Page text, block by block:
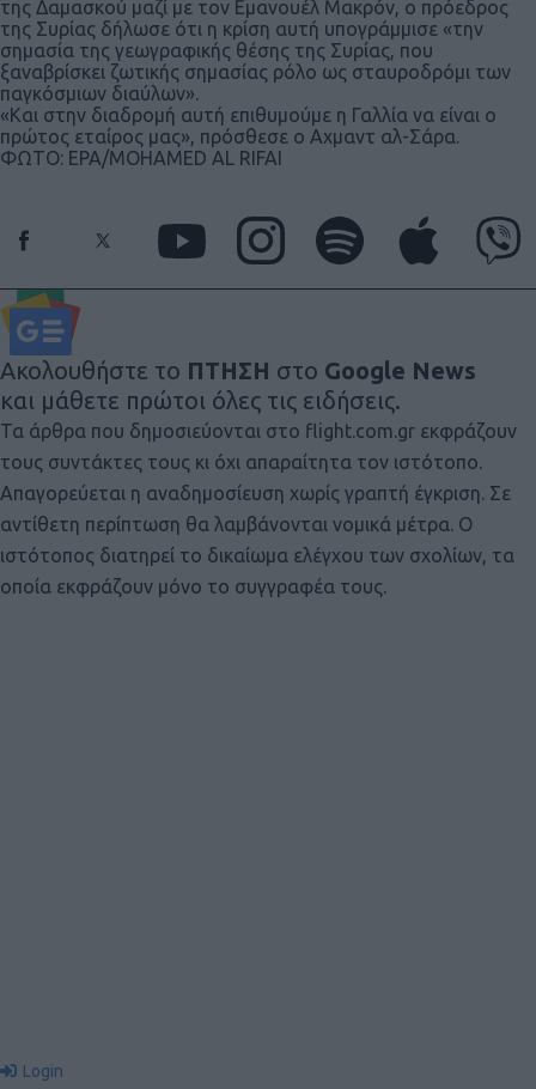
της Δαμασκού μαζί με τον Εμανουέλ Μακρόν, ο πρόεδρος
της Συρίας δήλωσε ότι η κρίση αυτή υπογράμμισε «την
σημασία της γεωγραφικής θέσης της Συρίας, που
ξαναβρίσκει ζωτικής σημασίας ρόλο ως σταυροδρόμι των
παγκόσμιων διαύλων».
«Και στην διαδρομή αυτή επιθυμούμε η Γαλλία να είναι ο
πρώτος εταίρος μας», πρόσθεσε ο Αχμαντ αλ-Σάρα.
ΦΩΤΟ: EPA/MOHAMED AL RIFAI
Ακολουθήστε το ΠΤΗΣΗ στο Google News
και μάθετε πρώτοι όλες τις ειδήσεις.
Τα άρθρα που δημοσιεύονται στο flight.com.gr εκφράζουν
τους συντάκτες τους κι όχι απαραίτητα τον ιστότοπο.
Απαγορεύεται η αναδημοσίευση χωρίς γραπτή έγκριση. Σε
αντίθετη περίπτωση θα λαμβάνονται νομικά μέτρα. Ο
ιστότοπος διατηρεί το δικαίωμα ελέγχου των σχολίων, τα
οποία εκφράζουν μόνο το συγγραφέα τους.
Login